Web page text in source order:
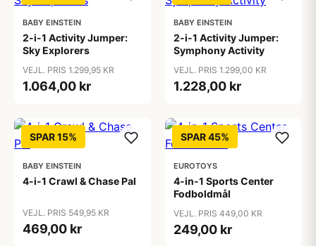
BABY EINSTEIN
2-i-1 Activity Jumper:
Sky Explorers
VEJL. PRIS 1.299,95 KR
1.064,00 kr
BABY EINSTEIN
2-i-1 Activity Jumper:
Symphony Activity
VEJL. PRIS 1.299,00 KR
1.228,00 kr
SPAR 15%
BABY EINSTEIN
4-i-1 Crawl & Chase Pal
VEJL. PRIS 549,95 KR
469,00 kr
SPAR 45%
EUROTOYS
4-in-1 Sports Center
Fodboldmål
VEJL. PRIS 449,00 KR
249,00 kr